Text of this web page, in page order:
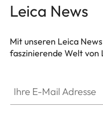
Leica News
Mit unseren Leica
faszinierende Welt